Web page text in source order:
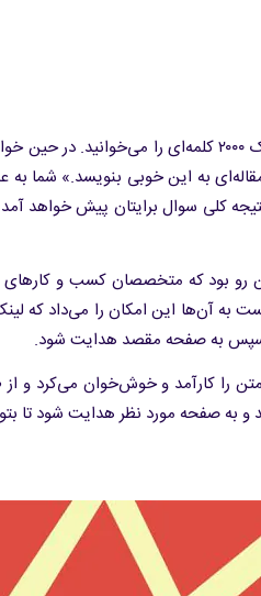
فرض کنید که دارید یک مقاله عالی و درجه یک
به این خوبی بنویسد.» شما
نتیجه کلی سوال برایتان پیش
بود که متخصصان کسب و کارهای
به آن‌ها این امکان را می‌داد که
و سپس به صفحه مقصد هدایت شود.
را کارآمد و خوش‌خوان می‌کرد و
صفحه مورد نظر هدایت شود تا